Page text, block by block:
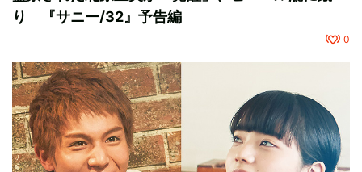
り 『サニー/32』予告編
0